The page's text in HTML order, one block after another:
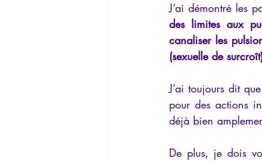
J’ai démontré les
des limites aux
canaliser les
(sexuelle de
J’ai toujours dit
pour des actions
déjà bien
De plus, je dois